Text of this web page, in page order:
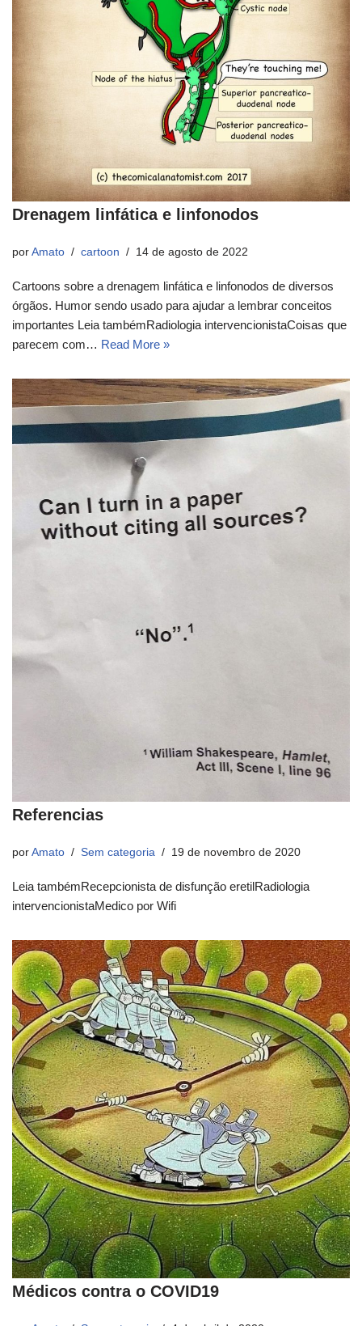
Drenagem linfática e linfonodos
por Amato cartoon 14 de agosto de 2022
Cartoons sobre a drenagem linfática e linfonodos de diversos
órgãos. Humor sendo usado para ajudar a lembrar conceitos
importantes Leia tambémRadiologia intervencionistaCoisas que
parecem com… Read More »
Referencias
por Amato Sem categoria 19 de novembro de 2020
Leia tambémRecepcionista de disfunção eretilRadiologia
intervencionistaMedico por Wifi
Médicos contra o COVID19